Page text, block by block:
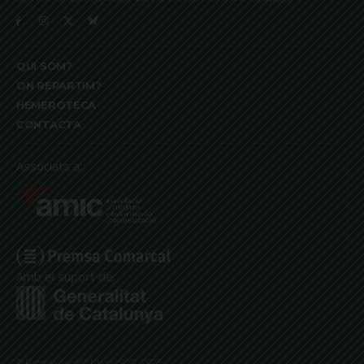
QUI SOM?
ON REPARTIM?
HEMEROTECA
CONTACTA
Associats a:
Amb el suport de: